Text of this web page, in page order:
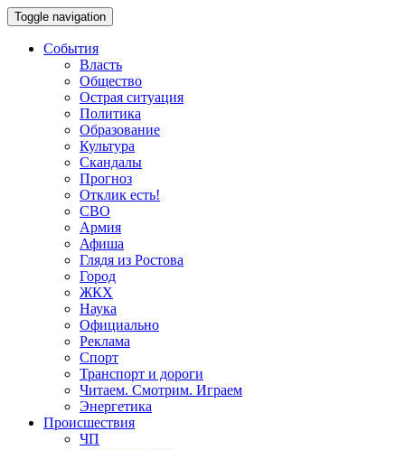
Toggle navigation
События
Власть
Общество
Острая ситуация
Политика
Образование
Культура
Скандалы
Прогноз
Отклик есть!
СВО
Армия
Афиша
Глядя из Ростова
Город
ЖКХ
Наука
Официально
Реклама
Спорт
Транспорт и дороги
Читаем. Смотрим. Играем
Энергетика
Происшествия
ЧП